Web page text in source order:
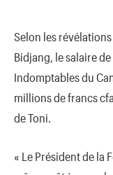
Selon les
Bidjang, le salaire
Indomptables du
millions de francs
de Toni.
« Le Président de la